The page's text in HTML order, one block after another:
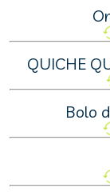
QUICHE
Bolo